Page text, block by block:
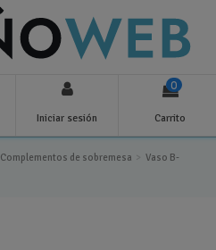
Iniciar sesión
0
Carrito
Complementos de sobremesa
Vaso B-